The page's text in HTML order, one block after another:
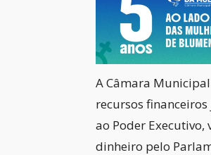
A Câmara
recursos
ao Poder
dinheiro pelo